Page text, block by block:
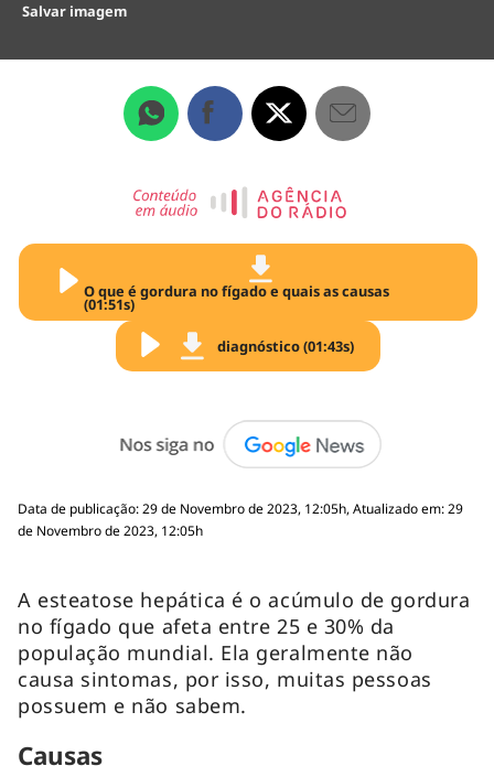
Salvar imagem
O que é gordura no fígado e quais as causas
(01:51s)
diagnóstico (01:43s)
Data de publicação: 29 de Novembro de 2023, 12:05h, Atualizado em: 29
de Novembro de 2023, 12:05h
A esteatose hepática é o acúmulo de gordura
no fígado que afeta entre 25 e 30% da
população mundial. Ela geralmente não
causa sintomas, por isso, muitas pessoas
possuem e não sabem.
Causas